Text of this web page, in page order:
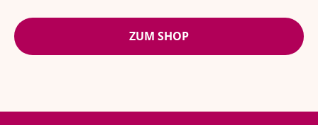
ZUM SHOP